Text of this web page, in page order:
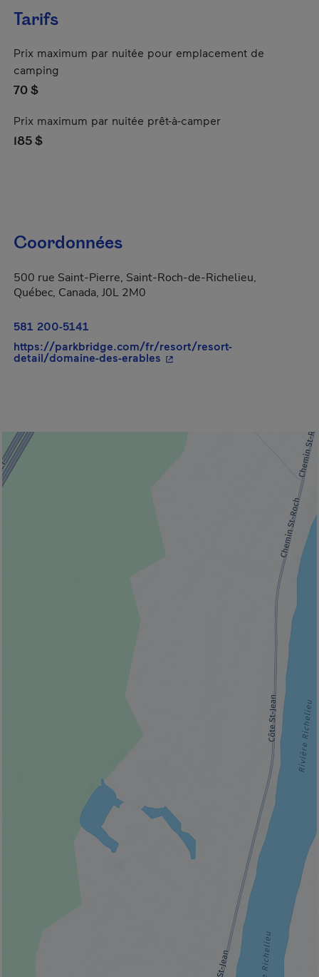
Tarifs
Prix maximum par nuitée pour emplacement de
camping
70 $
Prix maximum par nuitée prêt-à-camper
185 $
Coordonnées
500 rue Saint-Pierre, Saint-Roch-de-Richelieu,
Québec, Canada, J0L 2M0
581 200-5141
https://parkbridge.com/fr/resort/resort-
detail/domaine-des-erables - Cet hyperlien s'ouvrira